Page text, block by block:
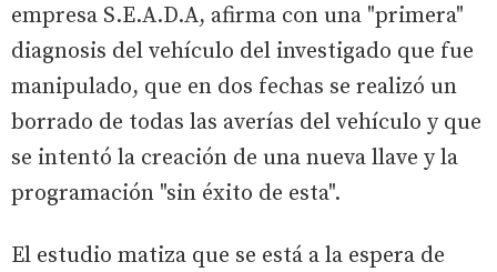
empresa S.E.A.D.A, afirma con una "primera"
diagnosis del vehículo del investigado que fue
manipulado, que en dos fechas se realizó un
borrado de todas las averías del vehículo y que
se intentó la creación de una nueva llave y la
programación "sin éxito de esta".
El estudio matiza que se está a la espera de